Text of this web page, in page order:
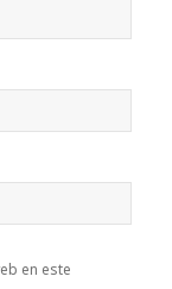
en este